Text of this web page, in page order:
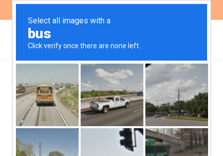
Informe sobre el primer
proyecto del AIIB en
Ecuador